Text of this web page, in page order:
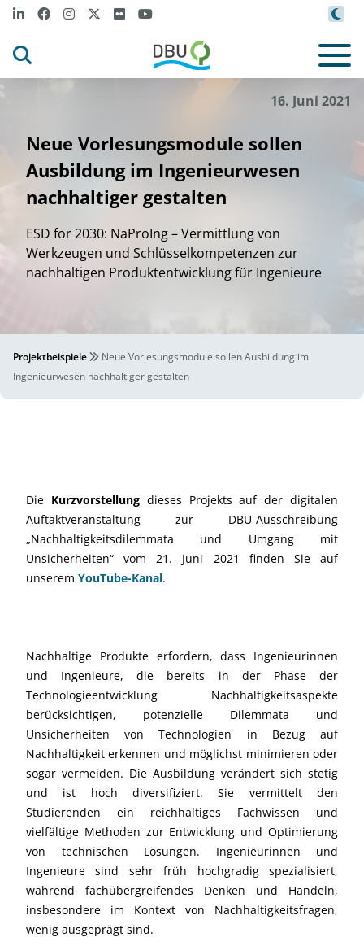
16. Juni 2021
Neue Vorlesungsmodule sollen
Ausbildung im Ingenieurwesen
nachhaltiger gestalten
ESD for 2030: NaProIng – Vermittlung von
Werkzeugen und Schlüsselkompetenzen zur
nachhaltigen Produktentwicklung für Ingenieure
Projektbeispiele
Neue Vorlesungsmodule sollen Ausbildung im
Ingenieurwesen nachhaltiger gestalten
Die Kurzvorstellungdieses Projekts auf der digitalen
Auftaktveranstaltung zur DBU-Ausschreibung
„Nachhaltigkeitsdilemmata und Umgang mit
Unsicherheiten“ vom 21. Juni 2021 finden Sie auf
unserem YouTube-Kanal.
Nachhaltige Produkte erfordern, dass Ingenieurinnen
und Ingenieure, die bereits in der Phase der
Technologieentwicklung Nachhaltigkeitsaspekte
berücksichtigen, potenzielle Dilemmata und
Unsicherheiten von Technologien in Bezug auf
Nachhaltigkeit erkennen und möglichst minimieren oder
sogar vermeiden. Die Ausbildung verändert sich stetig
und ist hoch diversifiziert. Sie vermittelt den
Studierenden ein reichhaltiges Fachwissen und
vielfältige Methoden zur Entwicklung und Optimierung
von technischen Lösungen. Ingenieurinnen und
Ingenieure sind sehr früh hochgradig spezialisiert,
während fachübergreifendes Denken und Handeln,
insbesondere im Kontext von Nachhaltigkeitsfragen,
wenig ausgeprägt sind.